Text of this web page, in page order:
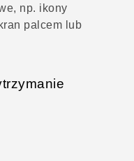
np. ikony
palcem lub